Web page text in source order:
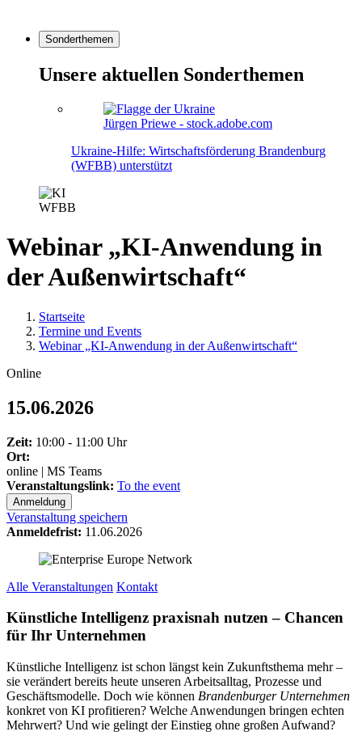
Sonderthemen
Unsere aktuellen Sonderthemen
Jürgen Priewe - stock.adobe.com
Ukraine-Hilfe: Wirtschaftsförderung Brandenburg
(WFBB) unterstützt
WFBB
Webinar „KI-Anwendung in
der Außenwirtschaft“
Startseite
Termine und Events
Webinar „KI-Anwendung in der Außenwirtschaft“
Online
15.06.2026
Zeit: 10:00 - 11:00 Uhr
Ort:
online | MS Teams
Veranstaltungslink: To the event
Anmeldung
Veranstaltung speichern
Anmeldefrist: 11.06.2026
Alle Veranstaltungen Kontakt
Künstliche Intelligenz praxisnah nutzen – Chancen
für Ihr Unternehmen
Künstliche Intelligenz ist schon längst kein Zukunftsthema mehr –
sie verändert bereits heute unseren Arbeitsalltag, Prozesse und
Geschäftsmodelle. Doch wie können Brandenburger Unternehmen
konkret von KI profitieren? Welche Anwendungen bringen echten
Mehrwert? Und wie gelingt der Einstieg ohne großen Aufwand?